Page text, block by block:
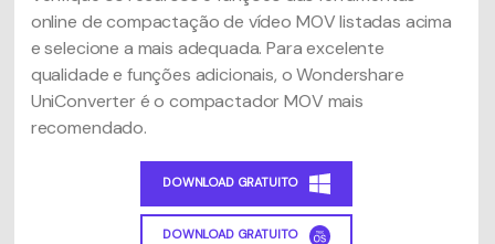
online de compactação de vídeo MOV listadas acima
e selecione a mais adequada. Para excelente
qualidade e funções adicionais, o Wondershare
UniConverter é o compactador MOV mais
recomendado.
DOWNLOAD GRATUITO
DOWNLOAD GRATUITO